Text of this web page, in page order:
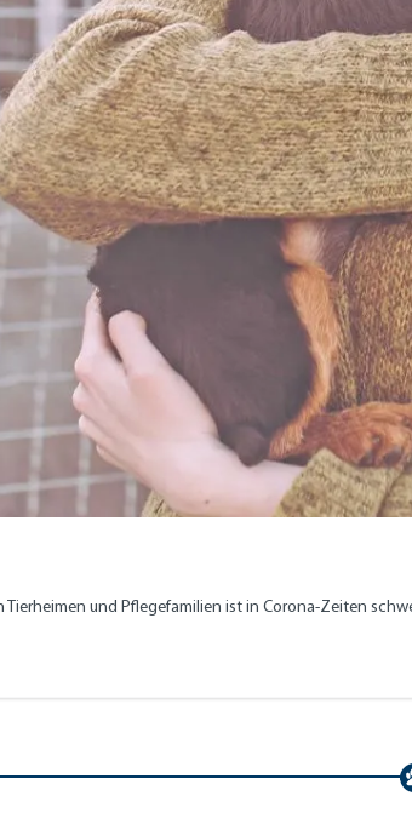
und Pflegefamilien ist in Corona-Zeiten